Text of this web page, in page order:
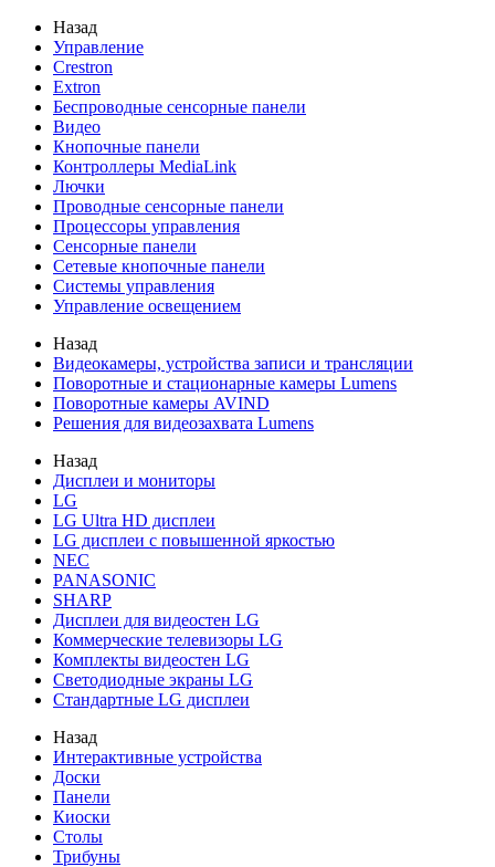
Назад
Управление
Crestron
Extron
Беспроводные сенсорные панели
Видео
Кнопочные панели
Контроллеры MediaLink
Лючки
Проводные сенсорные панели
Процессоры управления
Сенсорные панели
Сетевые кнопочные панели
Системы управления
Управление освещением
Назад
Видеокамеры, устройства записи и трансляции
Поворотные и стационарные камеры Lumens
Поворотные камеры AVIND
Решения для видеозахвата Lumens
Назад
Дисплеи и мониторы
LG
LG Ultra HD дисплеи
LG дисплеи с повышенной яркостью
NEC
PANASONIC
SHARP
Дисплеи для видеостен LG
Коммерческие телевизоры LG
Комплекты видеостен LG
Светодиодные экраны LG
Стандартные LG дисплеи
Назад
Интерактивные устройства
Доски
Панели
Киоски
Столы
Трибуны